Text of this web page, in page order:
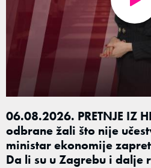
06.08.2026. PRETNJE IZ
odbrane žali što nije
ministar ekonomije
Da li su u Zagrebu i dalje